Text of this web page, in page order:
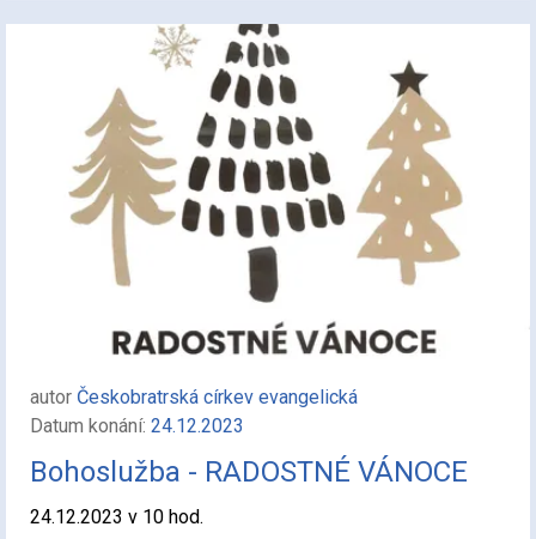
autor Českobratrská církev evangelická
Datum konání: 24.12.2023
Bohoslužba - RADOSTNÉ VÁNOCE
24.12.2023 v 10 hod.